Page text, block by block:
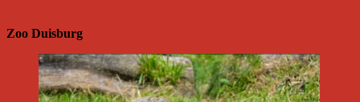
Zoo Duisburg